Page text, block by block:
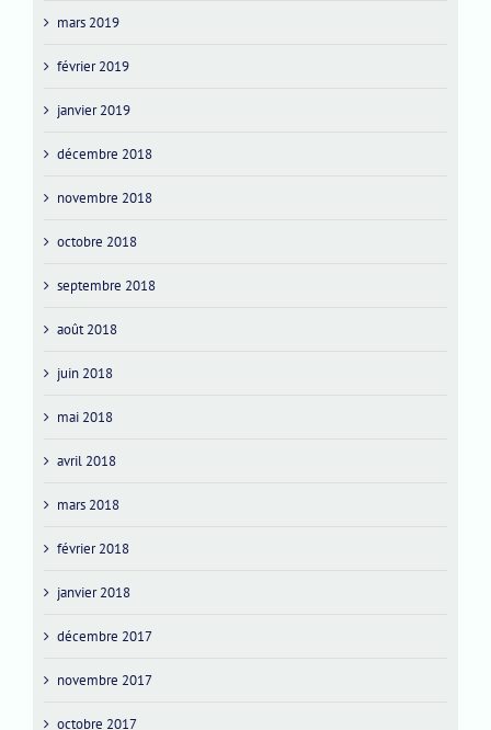
mars 2019
février 2019
janvier 2019
décembre 2018
novembre 2018
octobre 2018
septembre 2018
août 2018
juin 2018
mai 2018
avril 2018
mars 2018
février 2018
janvier 2018
décembre 2017
novembre 2017
octobre 2017